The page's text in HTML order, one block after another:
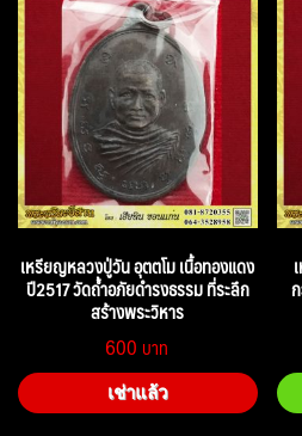
เหรียญหลวงปู่วัน อุตตโม เนื้อทองแดง
ปี2517 วัดถ้ำอภัยดำรงธรรม ที่ระลึก
สร้างพระวิหาร
600
เช่าแล้ว